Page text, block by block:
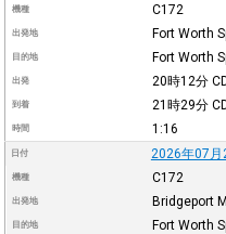
機種 C172
出発地 Fort Worth
目的地 Fort Worth
出発 20時12分
到着 21時29分
時間 1:16
日付 2026年07月
機種 C172
出発地 Bridgeport
目的地 Fort Worth